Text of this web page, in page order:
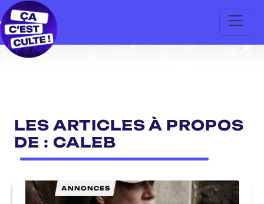
LES ARTICLES À PROPOS
DE : CALEB
ANNONCES